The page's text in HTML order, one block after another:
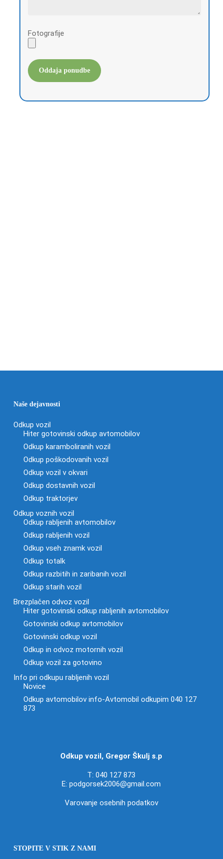
Fotografije
Naše dejavnosti
Odkup vozil
Hiter gotovinski odkup avtomobilov
Odkup karamboliranih vozil
Odkup poškodovanih vozil
Odkup vozil v okvari
Odkup dostavnih vozil
Odkup traktorjev
Odkup voznih vozil
Odkup rabljenih avtomobilov
Odkup rabljenih vozil
Odkup vseh znamk vozil
Odkup totalk
Odkup razbitih in zaribanih vozil
Odkup starih vozil
Brezplačen odvoz vozil
Hiter gotovinski odkup rabljenih avtomobilov
Gotovinski odkup avtomobilov
Gotovinski odkup vozil
Odkup in odvoz motornih vozil
Odkup vozil za gotovino
Info pri odkupu rabljenih vozil
Novice
Odkup avtomobilov info-Avtomobil odkupim 040 127
873
Odkup vozil, Gregor Škulj s.p
T:040 127 873
E:podgorsek2006@gmail.com
Varovanje osebnih podatkov
STOPITE V STIK Z NAMI